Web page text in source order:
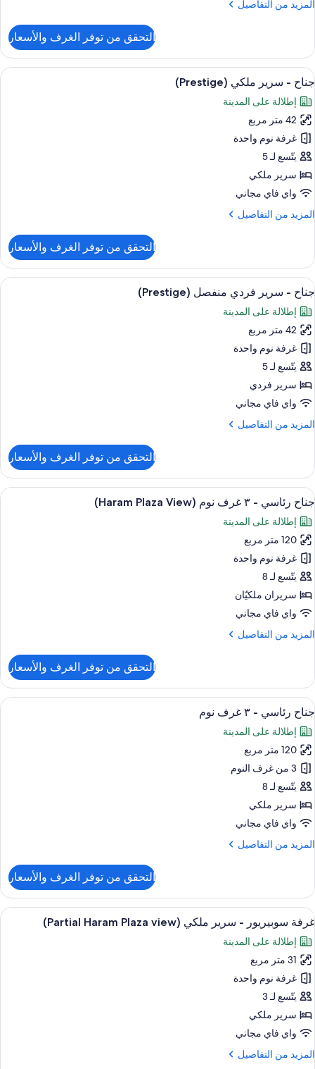
Partial
view)
المزيد من التفاصيل
المزيد
جناح
سرير
فردي
منفصل
(Prestige,
Partial
Haram
Plaza
view)
التحقق من توفر الغرف والأسعار
استعراض
جميع
صور
جناح
-
سرير
ملكي
(Prestige)
أغطية فراش متميزة وعناصر مجانية
14
جناح - سرير ملكي (Prestige)
إطلالة على المدينة
42 متر مربع
غرفة نوم واحدة
يتّسع لـ 5
سرير ملكي
واي فاي مجاني
المزيد من التفاصيل
المزيد
جناح
سرير
ملكي
التحقق من توفر الغرف والأسعار
استعراض
جميع
صور
جناح
-
سرير
فردي
منفصل
أغطية فراش متميزة وعناصر مجانية
11
جناح - سرير فردي منفصل (Prestige)
إطلالة على المدينة
42 متر مربع
غرفة نوم واحدة
يتّسع لـ 5
سرير فردي
واي فاي مجاني
المزيد من التفاصيل
المزيد
جناح
سرير
فردي
منفصل
التحقق من توفر الغرف والأسعار
استعراض
جميع
صور
جناح
رئاسي
-
٣
غرف
(Haram
أغطية فراش متميزة وعناصر مجانية
12
جناح رئاسي - ٣ غرف نوم (Haram Plaza View)
إطلالة على المدينة
120 متر مربع
غرفة نوم واحدة
يتّسع لـ 8
سريران ملكيّان
واي فاي مجاني
المزيد من التفاصيل
المزيد
جناح
رئاسي
-
غرف
نوم
(Haram
Plaza
View)
التحقق من توفر الغرف والأسعار
استعراض
جميع
صور
جناح
رئاسي
-
٣
غرف
أغطية فراش متميزة وعناصر مجانية
15
جناح رئاسي - ٣ غرف نوم
إطلالة على المدينة
120 متر مربع
3 من غرف النوم
يتّسع لـ 8
سرير ملكي
واي فاي مجاني
المزيد من التفاصيل
المزيد
جناح
رئاسي
-
غرف
نوم
التحقق من توفر الغرف والأسعار
استعراض
جميع
صور
غرفة
سوبيريور
-
سرير
ملكي
(Partial
Haram
أغطية فراش متميزة وعناصر مجانية
10
غرفة سوبيريور - سرير ملكي (Partial Haram Plaza view)
إطلالة على المدينة
31 متر مربع
غرفة نوم واحدة
يتّسع لـ 3
سرير ملكي
واي فاي مجاني
المزيد من التفاصيل
المزيد